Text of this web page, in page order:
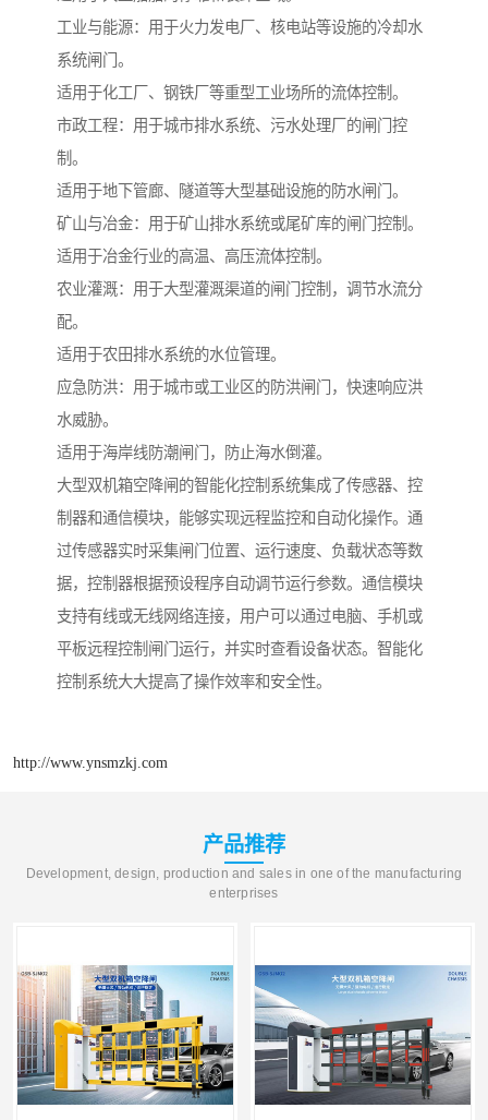
工业与能源：用于火力发电厂、核电站等设施的冷却水
系统闸门。
适用于化工厂、钢铁厂等重型工业场所的流体控制。
市政工程：用于城市排水系统、污水处理厂的闸门控
制。
适用于地下管廊、隧道等大型基础设施的防水闸门。
矿山与冶金：用于矿山排水系统或尾矿库的闸门控制。
适用于冶金行业的高温、高压流体控制。
农业灌溉：用于大型灌溉渠道的闸门控制，调节水流分
配。
适用于农田排水系统的水位管理。
应急防洪：用于城市或工业区的防洪闸门，快速响应洪
水威胁。
适用于海岸线防潮闸门，防止海水倒灌。
大型双机箱空降闸的智能化控制系统集成了传感器、控
制器和通信模块，能够实现远程监控和自动化操作。通
过传感器实时采集闸门位置、运行速度、负载状态等数
据，控制器根据预设程序自动调节运行参数。通信模块
支持有线或无线网络连接，用户可以通过电脑、手机或
平板远程控制闸门运行，并实时查看设备状态。智能化
控制系统大大提高了操作效率和安全性。
http://www.ynsmzkj.com
产品推荐
Development, design, production and sales in one of the manufacturing
enterprises